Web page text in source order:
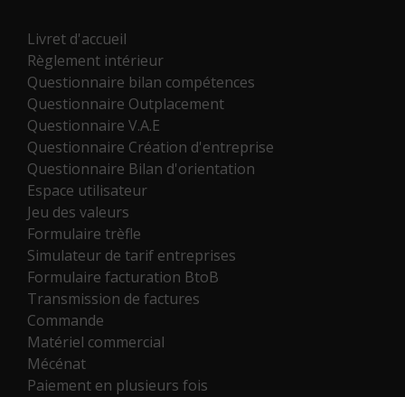
Livret d'accueil
Règlement intérieur
Questionnaire bilan compétences
Questionnaire Outplacement
Questionnaire V.A.E
Questionnaire Création d'entreprise
Questionnaire Bilan d'orientation
Espace utilisateur
Jeu des valeurs
Formulaire trèfle
Simulateur de tarif entreprises
Formulaire facturation BtoB
Transmission de factures
Commande
Matériel commercial
Mécénat
Paiement en plusieurs fois